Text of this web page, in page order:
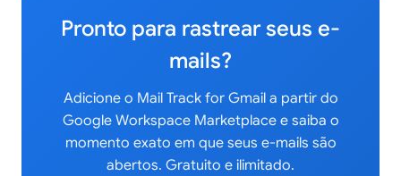
Pronto para rastrear seus e-
mails?
Adicione o Mail Track for Gmail a partir do
Google Workspace Marketplace e saiba o
momento exato em que seus e-mails são
abertos. Gratuito e ilimitado.